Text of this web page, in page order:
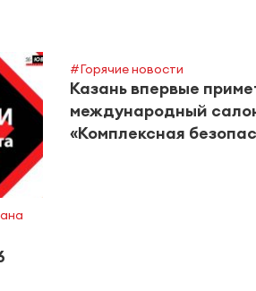
#Горячие новости
Казань впервые
международный
«Комплексная